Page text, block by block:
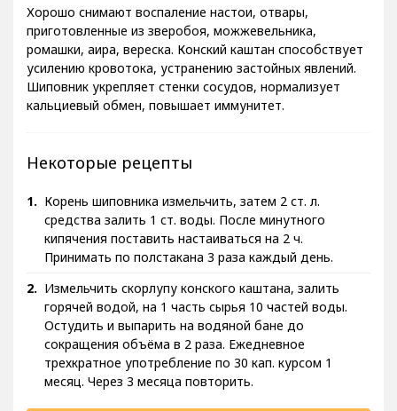
Хорошо снимают воспаление настои, отвары,
приготовленные из зверобоя, можжевельника,
ромашки, аира, вереска. Конский каштан способствует
усилению кровотока, устранению застойных явлений.
Шиповник укрепляет стенки сосудов, нормализует
кальциевый обмен, повышает иммунитет.
Некоторые рецепты
Корень шиповника измельчить, затем 2 ст. л.
средства залить 1 ст. воды. После минутного
кипячения поставить настаиваться на 2 ч.
Принимать по полстакана 3 раза каждый день.
Измельчить скорлупу конского каштана, залить
горячей водой, на 1 часть сырья 10 частей воды.
Остудить и выпарить на водяной бане до
сокращения объёма в 2 раза. Ежедневное
трехкратное употребление по 30 кап. курсом 1
месяц. Через 3 месяца повторить.